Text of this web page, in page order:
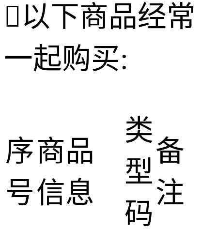
以下商品经常
一起购买:
序
号
商品
信息
类
型
码
备
注